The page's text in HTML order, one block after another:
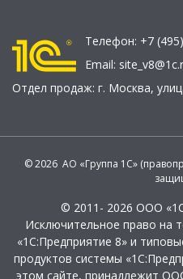
Телефон: +7
Email:
Отдел продаж: г. Москва,
© 2026 АО «Группа 1С»
© 2011- 2026 ООО
Исключительное право на
«1С:Предприятие 8» и
продуктов системы
этом сайте, принадлежит